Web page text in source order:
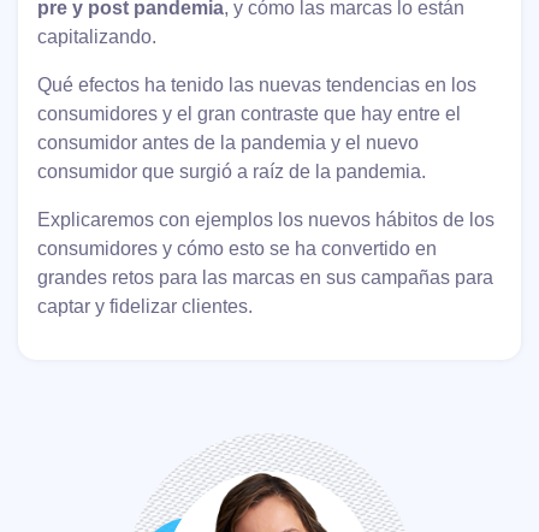
pre y post pandemia, y cómo las marcas lo están
capitalizando.
Qué efectos ha tenido las nuevas tendencias en los
consumidores y el gran contraste que hay entre el
consumidor antes de la pandemia y el nuevo
consumidor que surgió a raíz de la pandemia.
Explicaremos con ejemplos los nuevos hábitos de los
consumidores y cómo esto se ha convertido en
grandes retos para las marcas en sus campañas para
captar y fidelizar clientes.